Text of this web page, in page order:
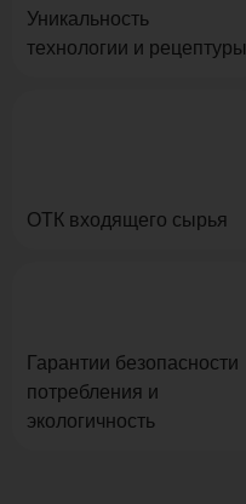
Уникальность
технологии и рецептуры
ОТК входящего сырья
Гарантии безопасности
потребления и
экологичность